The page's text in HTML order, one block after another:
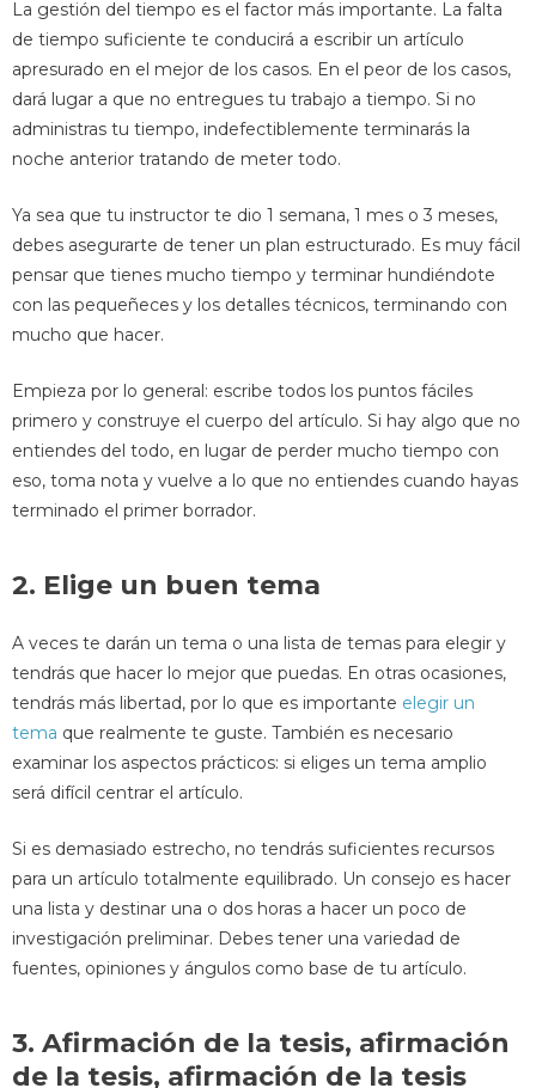
La gestión del tiempo es el factor más importante. La falta
de tiempo suficiente te conducirá a escribir un artículo
apresurado en el mejor de los casos. En el peor de los casos,
dará lugar a que no entregues tu trabajo a tiempo. Si no
administras tu tiempo, indefectiblemente terminarás la
noche anterior tratando de meter todo.
Ya sea que tu instructor te dio 1 semana, 1 mes o 3 meses,
debes asegurarte de tener un plan estructurado. Es muy fácil
pensar que tienes mucho tiempo y terminar hundiéndote
con las pequeñeces y los detalles técnicos, terminando con
mucho que hacer.
Empieza por lo general: escribe todos los puntos fáciles
primero y construye el cuerpo del artículo. Si hay algo que no
entiendes del todo, en lugar de perder mucho tiempo con
eso, toma nota y vuelve a lo que no entiendes cuando hayas
terminado el primer borrador.
2. Elige un buen tema
A veces te darán un tema o una lista de temas para elegir y
tendrás que hacer lo mejor que puedas. En otras ocasiones,
tendrás más libertad, por lo que es importante elegir un
tema que realmente te guste. También es necesario
examinar los aspectos prácticos: si eliges un tema amplio
será difícil centrar el artículo.
Si es demasiado estrecho, no tendrás suficientes recursos
para un artículo totalmente equilibrado. Un consejo es hacer
una lista y destinar una o dos horas a hacer un poco de
investigación preliminar. Debes tener una variedad de
fuentes, opiniones y ángulos como base de tu artículo.
3. Afirmación de la tesis, afirmación
de la tesis, afirmación de la tesis